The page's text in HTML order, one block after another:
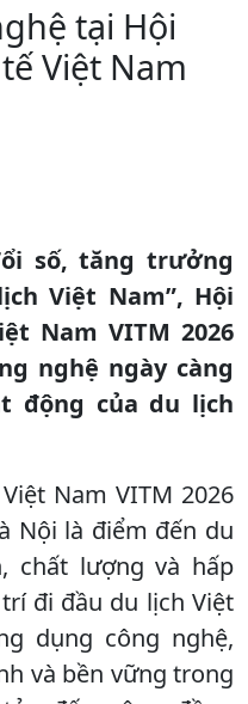
tại Hội
Việt Nam
số, tăng trưởng
Việt Nam”, Hội
Nam VITM 2026
nghệ ngày càng
động của du lịch
Nam VITM 2026
Nội là điểm đến du
chất lượng và hấp
đi đầu du lịch Việt
dụng công nghệ,
và bền vững trong